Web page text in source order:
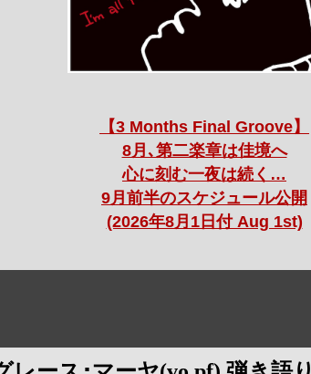
【3 Months Final Groove】
8月､第二楽章は佳境へ
心に刻む一夜は続く…
9月前半のスケジュール公開
(2026年8月1日付 Aug 1st)